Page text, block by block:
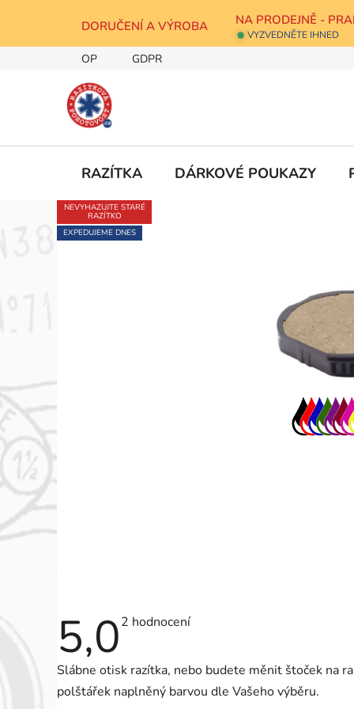
obsah
DORUČENÍ A VÝROBA NA PRODEJNĚ -
VYZVEDNĚTE IHNED
OP GDPR
RAZÍTKA DÁRKOVÉ POUKAZY
NEVYHAZUJTE STARÉ
RAZÍTKO
EXPEDUJEME DNES
5,0Průměrné
5,0
5
2 hodnocení
Slábne otisk razítka, nebo budete měnit štoček na
polštářek naplněný barvou dle Vašeho výběru.